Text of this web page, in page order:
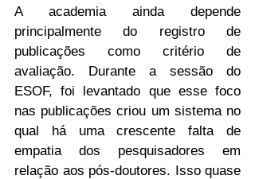
A academia ainda depende
principalmente do registro de
publicações como critério de
avaliação. Durante a sessão do
ESOF, foi levantado que esse foco
nas publicações criou um sistema no
qual há uma crescente falta de
empatia dos pesquisadores em
relação aos pós-doutores. Isso quase